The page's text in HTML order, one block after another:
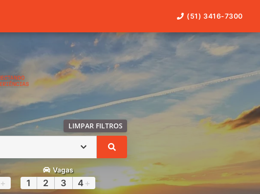
(51) 3416-7300
LIMPAR FILTROS
+
Vagas
1 2 3 4 +